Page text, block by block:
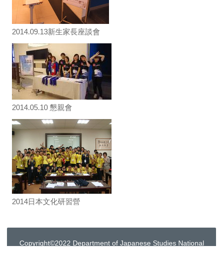
2014.09.13新生家長座談會
2014.05.10 懇親會
2014日本文化研習營
Copyright©2022 Department of Japanese Studies National